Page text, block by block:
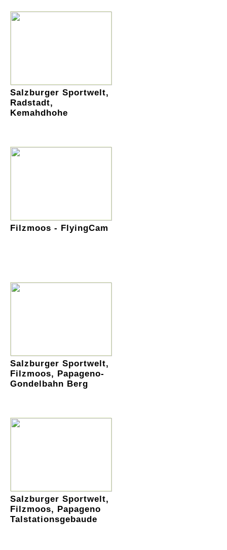
Salzburger Sportwelt,
Radstadt,
Kemahdhohe
Filzmoos - FlyingCam
Salzburger Sportwelt,
Filzmoos, Papageno-
Gondelbahn Berg
Salzburger Sportwelt,
Filzmoos, Papageno
Talstationsgebaude